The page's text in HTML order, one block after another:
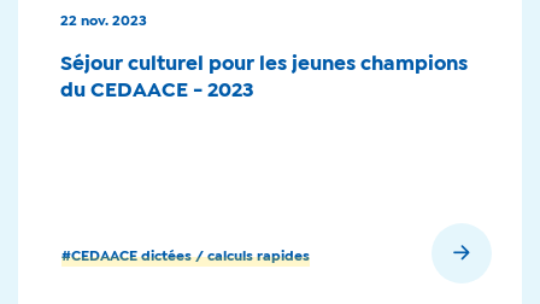
#CEDAACE dictées / calculs rapides
22 nov. 2023
Séjour culturel pour les jeunes champions
du CEDAACE - 2023